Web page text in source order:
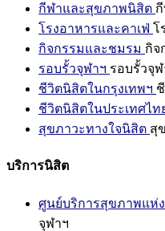
กีฬาและสุขภาพนิสิต
โรงอาหารและคาเฟ่ โ
กิจกรรมและชมรม กิจ
รอบรั้วจุฬาฯ รอบรั้วจุฬ
ชีวิตนิสิตในกรุงเทพฯ
ชีวิตนิสิตในประเทศไท
สุขภาวะทางใจนิสิต สุ
บริการนิสิต
ศูนย์บริการสุขภาพแห่
จุฬาฯ